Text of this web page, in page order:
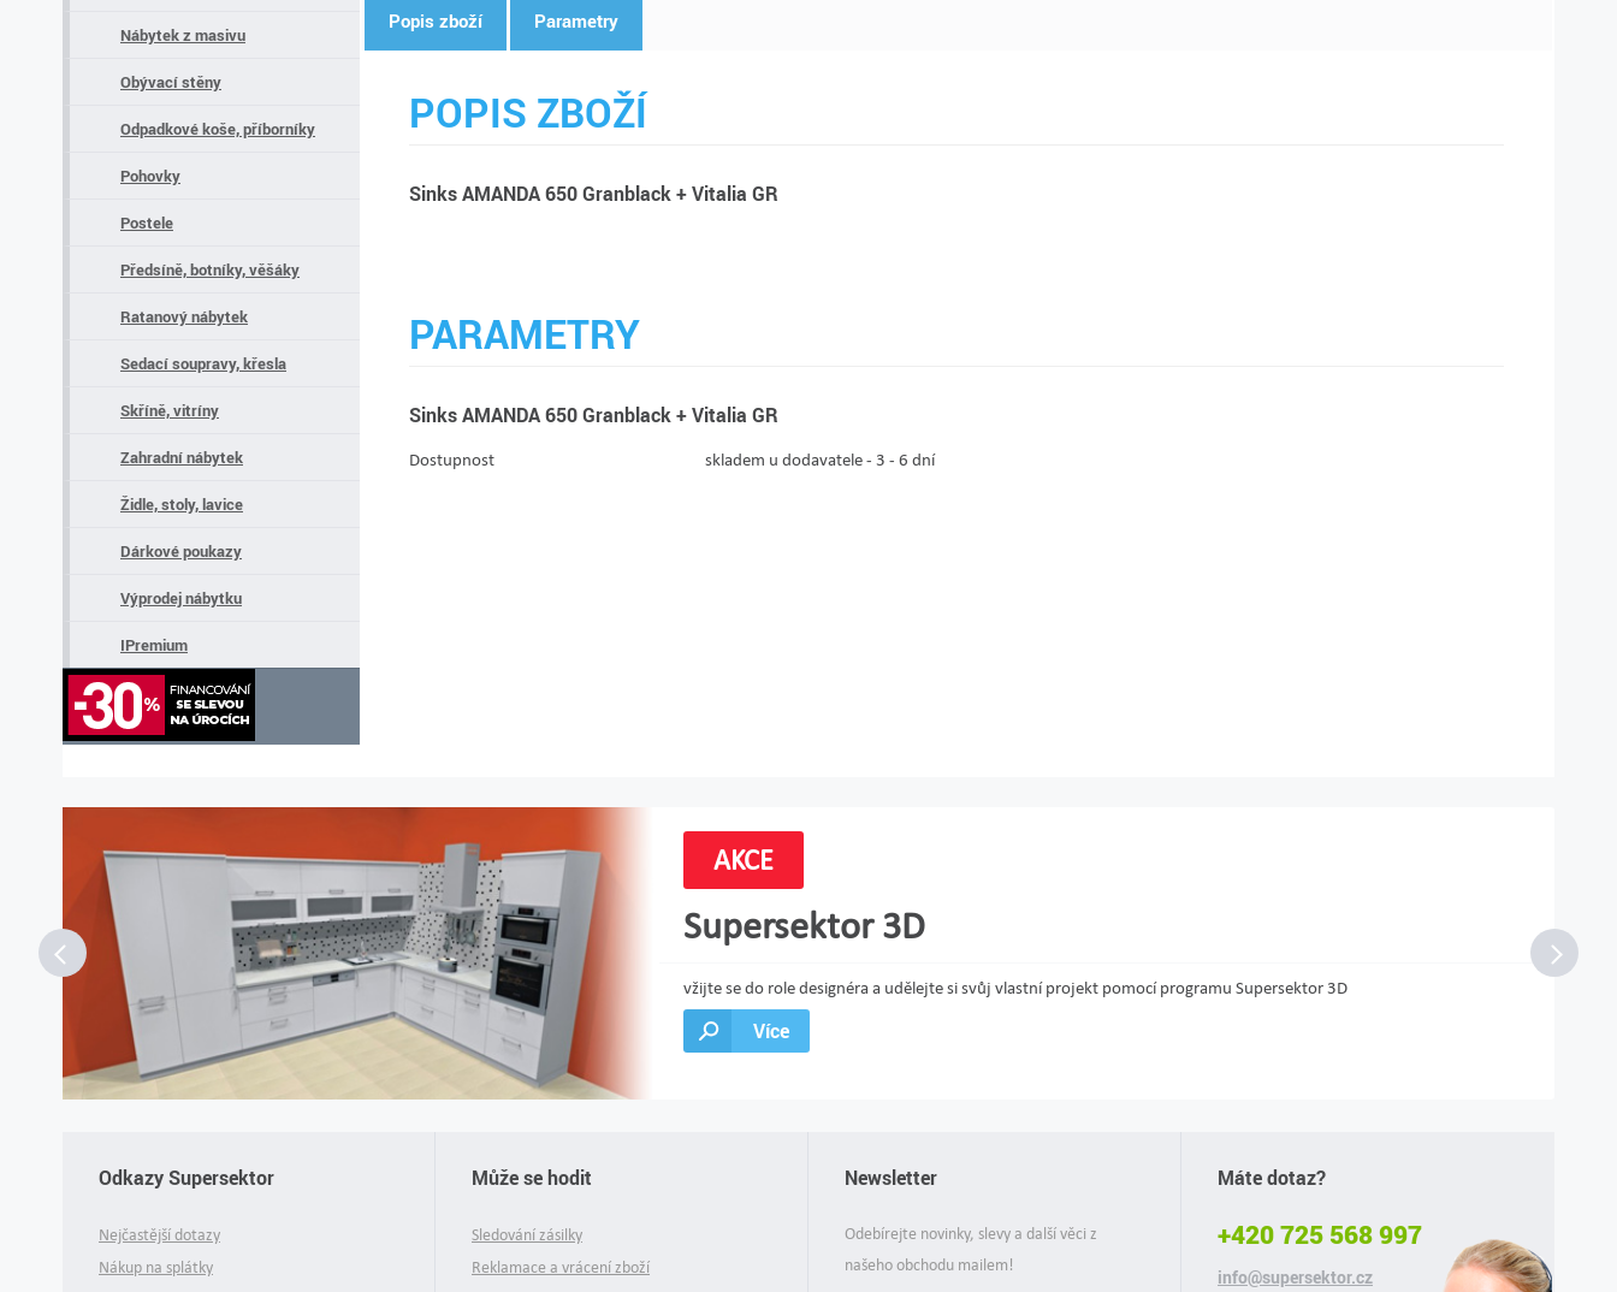
Nábytek z masivu
Obývací stěny
Odpadkové koše, příborníky
Pohovky
Postele
Předsíně, botníky, věšáky
Ratanový nábytek
Sedací soupravy, křesla
Skříně, vitríny
Zahradní nábytek
Židle, stoly, lavice
Dárkové poukazy
Výprodej nábytku
IPremium
Popis zboží Parametry
POPIS ZBOŽÍ
Sinks AMANDA 650 Granblack + Vitalia GR
PARAMETRY
Sinks AMANDA 650 Granblack + Vitalia GR
Dostupnost skladem u dodavatele - 3 - 6 dní
AKCE
Supersektor 3D
vžijte se do role designéra a udělejte si svůj vlastní projekt pomocí programu Supersektor 3D
Více
Odkazy Supersektor
Nejčastější dotazy
Nákup na splátky
Může se hodit
Sledování zásilky
Reklamace a vrácení zboží
Newsletter
Odebírejte novinky, slevy a další věci z
našeho obchodu mailem!
Máte dotaz?
+420 725 568 997
info@supersektor.cz